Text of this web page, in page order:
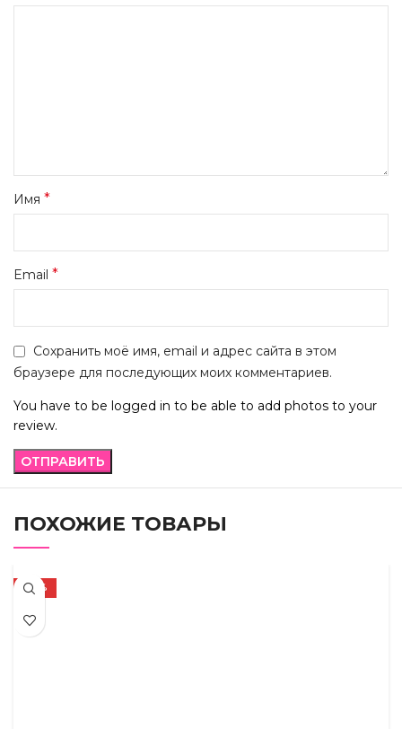
Имя *
Email *
Сохранить моё имя, email и адрес сайта в этом
браузере для последующих моих комментариев.
You have to be logged in to be able to add photos to your
review.
ПОХОЖИЕ ТОВАРЫ
-67%